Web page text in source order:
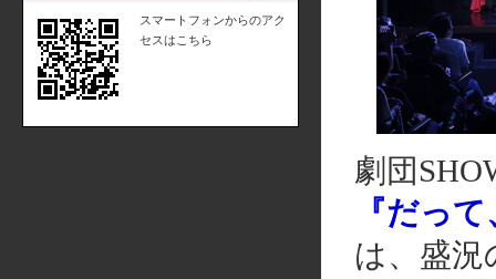
劇団
『だっ
は、盛
スマートフォンからのアク
セスはこちら